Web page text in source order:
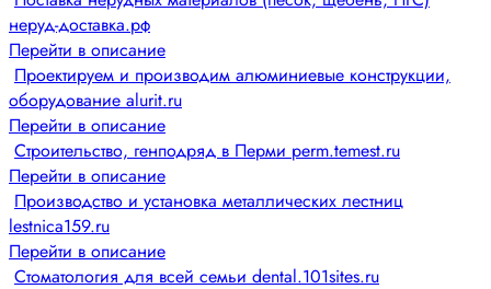
неруд-доставка.рф
Перейти в описание
Проектируем и производим алюминиевые конструкции,
оборудование alurit.ru
Перейти в описание
Строительство, генподряд в Перми perm.temest.ru
Перейти в описание
Производство и установка металлических лестниц
lestnica159.ru
Перейти в описание
Стоматология для всей семьи dental.101sites.ru